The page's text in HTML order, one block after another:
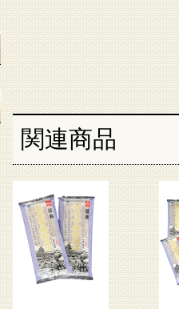
関連商品